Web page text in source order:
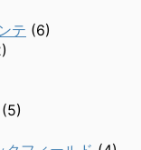
テ (6)
(5)